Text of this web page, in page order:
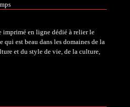
imprimé en ligne dédié à relier le
est beau dans les domaines de la
et du style de vie, de la culture,